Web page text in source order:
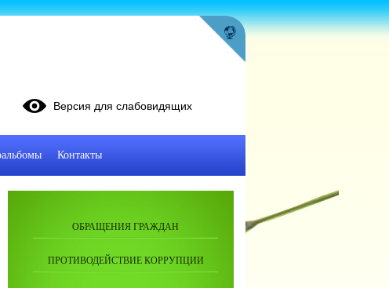
ОБРАЩЕНИЯ ГРАЖДАН
ПРОТИВОДЕЙСТВИЕ КОРРУПЦИИ
Версия для слабовидящих
Контакты